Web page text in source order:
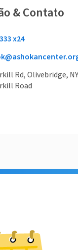
& Contato
x24
Rd, Olivebridge,
Road